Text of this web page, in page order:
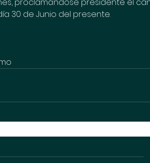
proclamándose presidente el
30 de Junio del presente.